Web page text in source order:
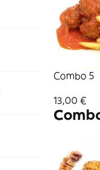
Combo 5
13,00 €